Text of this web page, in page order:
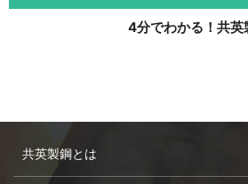
4分でわかる！共英
共英製鋼とは